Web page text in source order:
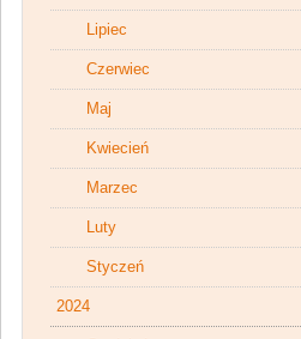
Lipiec
Czerwiec
Maj
Kwiecień
Marzec
Luty
Styczeń
2024